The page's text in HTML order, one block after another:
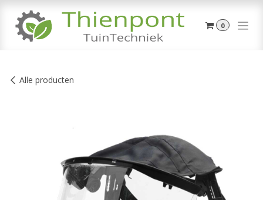
0
Alle producten